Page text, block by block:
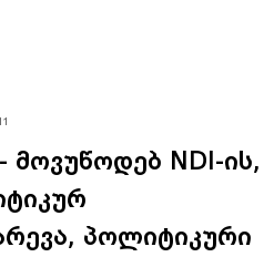
მოვუწოდებ NDI-ის,
პოლიტიკური